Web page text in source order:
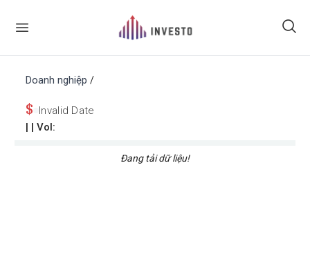
Doanh nghiệp /
$ Invalid Date
| | Vol:
Đang tải dữ liệu!